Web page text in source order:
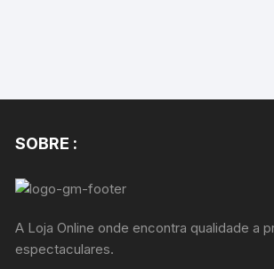
SOBRE :
A Loja Online onde encontra qualidade a
espectaculares.